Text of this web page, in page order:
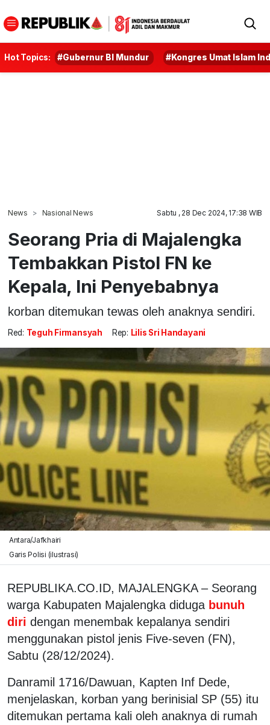
Hot Topics: #Gubernur BI Mundur #Kongres Umat Islam
News Nasional News Sabtu , 28 Dec 2024, 17:38 WIB
Seorang Pria di Majalengka
Tembakkan Pistol FN ke
Kepala, Ini Penyebabnya
korban ditemukan tewas oleh anaknya sendiri.
Red: Teguh Firmansyah Rep: Lilis Sri Handayani
Antara/Jafkhairi
Garis Polisi (ilustrasi)
REPUBLIKA.CO.ID, MAJALENGKA – Seorang
warga Kabupaten Majalengka diduga bunuh
diri dengan menembak kepalanya sendiri
menggunakan pistol jenis Five-seven (FN),
Sabtu (28/12/2024).
Danramil 1716/Dawuan, Kapten Inf Dede,
menjelaskan, korban yang berinisial SP (55) itu
ditemukan pertama kali oleh anaknya di rumah